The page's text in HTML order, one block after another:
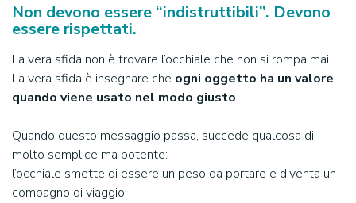
Non devono essere “indistruttibili”. Devono
essere rispettati.
La vera sfida non è trovare l’occhiale che non si rompa mai.
La vera sfida è insegnare che ogni oggetto ha un valore
quando viene usato nel modo giusto.
Quando questo messaggio passa, succede qualcosa di
molto semplice ma potente:
l’occhiale smette di essere un peso da portare e diventa un
compagno di viaggio.